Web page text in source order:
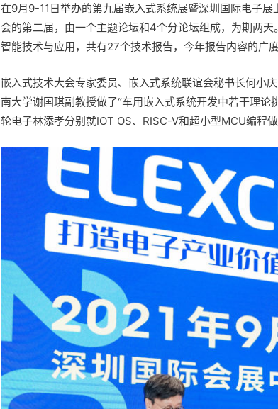
在9月9-11日举办的第九届嵌入式系统展暨深圳国际电子
会的第二届，由一个主题论坛和4个分论坛组成，为期两
智能技术与应用，共有27个技术报告，今年报告内容的广
嵌入式技术大会专家委员、嵌入式系统联谊会秘书长何小
南大学谢国琪副教授做了“车用嵌入式系统开发中若干理
轮电子林添孝分别就IOT OS、RISC-V和超小型MCU编程